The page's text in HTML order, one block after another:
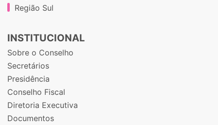
Região Sul
INSTITUCIONAL
Sobre o Conselho
Secretários
Presidência
Conselho Fiscal
Diretoria Executiva
Documentos